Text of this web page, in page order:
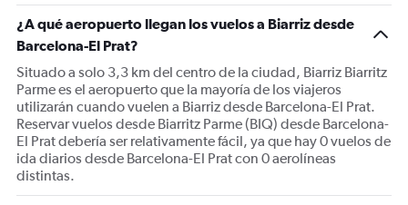
¿A qué aeropuerto llegan los vuelos a Biarriz desde
Barcelona-El Prat?
Situado a solo 3,3 km del centro de la ciudad, Biarriz Biarritz
Parme es el aeropuerto que la mayoría de los viajeros
utilizarán cuando vuelen a Biarriz desde Barcelona-El Prat.
Reservar vuelos desde Biarritz Parme (BIQ) desde Barcelona-
El Prat debería ser relativamente fácil, ya que hay 0 vuelos de
ida diarios desde Barcelona-El Prat con 0 aerolíneas
distintas.